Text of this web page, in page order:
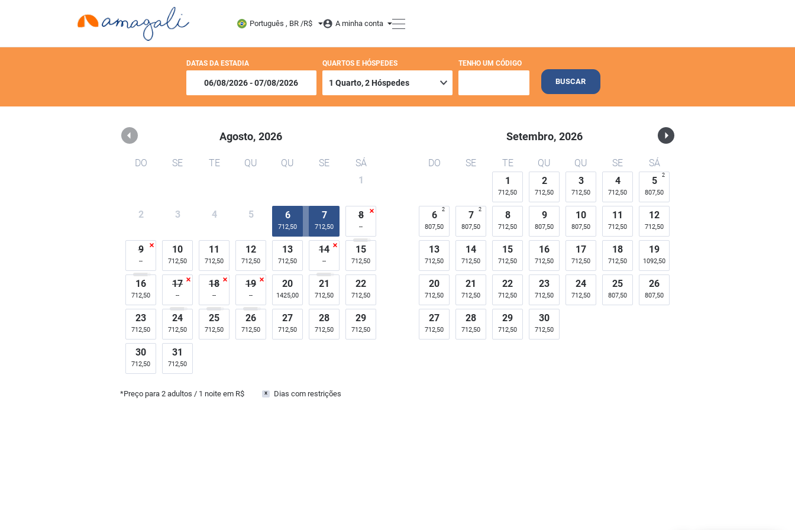
Amagali Pousada Português , BR /R$ A minha conta
DATAS DA ESTADIA QUARTOS E HÓSPEDES TENHO UM CÓDIGO
BUSCAR
Agosto, 2026
DO SE TE QU QU SE
SÁ
1
2 3 4 5 6
712,50
7
712,50
8
9 10
712,50
11
712,50
12
712,50
13
712,50
14 15
712,50
16
712,50
17 18 19 20
1425,00
21
712,50
22
712,50
23
712,50
24
712,50
25
712,50
26
712,50
27
712,50
28
712,50
29
712,50
30
712,50
31
712,50
Setembro, 2026
DO SE TE QU QU SE
SÁ
1
712,50
2
712,50
3
712,50
4
712,50
5
807,50
2
6
807,50
2 7
807,50
2 8
712,50
9
807,50
10
807,50
11
712,50
12
712,50
13
712,50
14
712,50
15
712,50
16
712,50
17
712,50
18
712,50
19
1092,50
20
712,50
21
712,50
22
712,50
23
712,50
24
712,50
25
807,50
26
807,50
27
712,50
28
712,50
29
712,50
30
712,50
*Preço para2 adultos / 1 noite em R$ x Dias com restrições